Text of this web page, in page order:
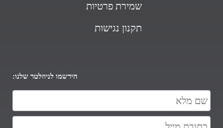
שמירת פרטיות
תקנון נגישות
הירשמו לניוזלטר שלנו: